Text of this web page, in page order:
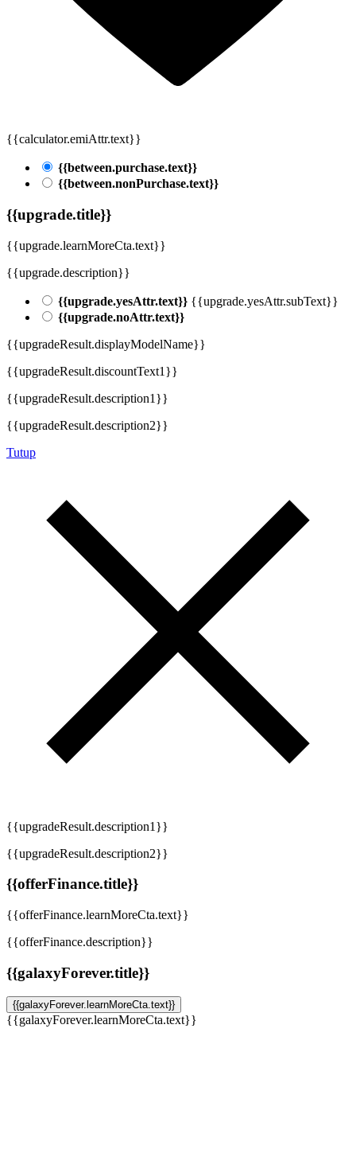
{{calculator.emiAttr.text}}
{{between.purchase.text}}
{{between.nonPurchase.text}}
{{upgrade.title}}
{{upgrade.learnMoreCta.text}}
{{upgrade.description}}
{{upgrade.yesAttr.text}} {{upgrade.yesAttr.subText}}
{{upgrade.noAttr.text}}
{{upgradeResult.displayModelName}}
{{upgradeResult.discountText1}}
{{upgradeResult.description1}}
{{upgradeResult.description2}}
Tutup
{{upgradeResult.description1}}
{{upgradeResult.description2}}
{{offerFinance.title}}
{{offerFinance.learnMoreCta.text}}
{{offerFinance.description}}
{{galaxyForever.title}}
{{galaxyForever.learnMoreCta.text}}
{{galaxyForever.learnMoreCta.text}}